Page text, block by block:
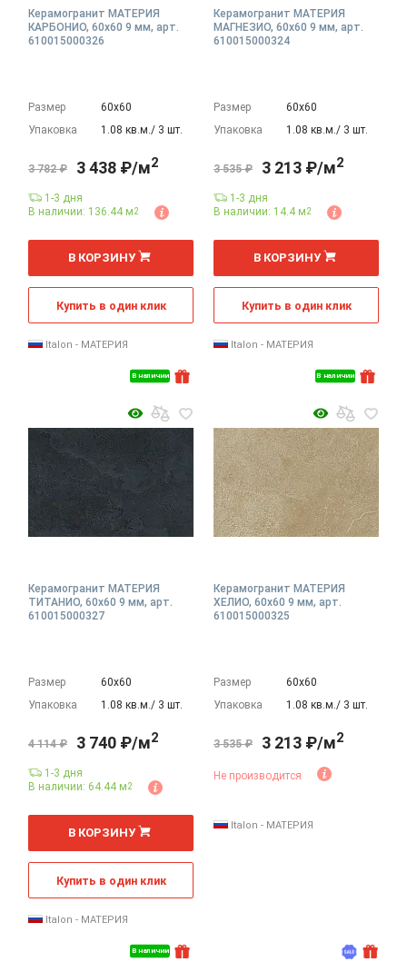
Керамогранит МАТЕРИЯ
КАРБОНИО, 60x60 9 мм, арт.
610015000326
Размер
60х60
Упаковка
1.08 кв.м./ 3 шт.
В наличии
3 782 ₽ 3 438 ₽/м2
1-3 дня
В наличии: 136.44 м2
м
В КОРЗИНУ
Купить в один клик
Italon - МАТЕРИЯ
Керамогранит МАТЕРИЯ
МАГНЕЗИО, 60x60 9 мм, арт.
610015000324
Размер
60х60
Упаковка
1.08 кв.м./ 3 шт.
В наличии
3 535 ₽ 3 213 ₽/м2
1-3 дня
В наличии: 14.4 м2
м
В КОРЗИНУ
Купить в один клик
Italon - МАТЕРИЯ
Керамогранит МАТЕРИЯ
ТИТАНИО, 60x60 9 мм, арт.
610015000327
Размер
60х60
Упаковка
1.08 кв.м./ 3 шт.
В наличии
4 114 ₽ 3 740 ₽/м2
1-3 дня
В наличии: 64.44 м2
м
В КОРЗИНУ
Купить в один клик
Italon - МАТЕРИЯ
Керамогранит МАТЕРИЯ
ХЕЛИО, 60x60 9 мм, арт.
610015000325
Размер
60х60
Упаковка
1.08 кв.м./ 3 шт.
3 535 ₽ 3 213 ₽/м2
Не производится
Italon - МАТЕРИЯ